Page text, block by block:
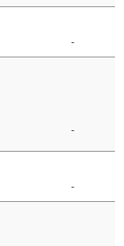
-
-
-